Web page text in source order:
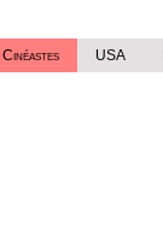
Cinéastes USA